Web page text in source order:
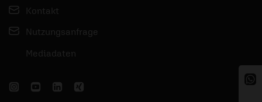
Kontakt
Nutzungsanfrage
Mediadaten